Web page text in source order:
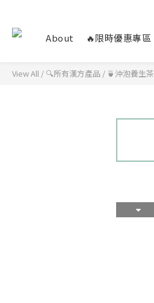
About 🔥限時優惠專區
View All / 🔍所有漢方產品 / 🍵沖泡養生茶